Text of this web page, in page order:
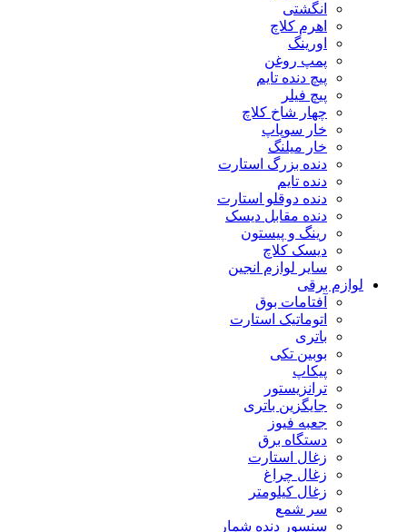
انگشتی
اهرم کلاچ
اورینگ
پمپ روغن
پیچ دنده تایم
پیچ فیلر
چهار شاخ کلاچ
خار سوپاپ
خار میلنگ
دنده بزرگ استارت
دنده تایم
دنده دوقلو استارت
دنده مقابل دیسک
رینگ و پیستون
دیسک کلاچ
سایر لوازم انجین
لوازم برقی
آفتامات بوق
اتوماتیک استارت
باتری
بوبین تکی
پیکاپ
ترانزیستور
جایگزین باتری
جعبه فیوز
دستگاه برق
زغال استارت
زغال چراغ
زغال کیلومتر
سر شمع
سنسور دنده شمار